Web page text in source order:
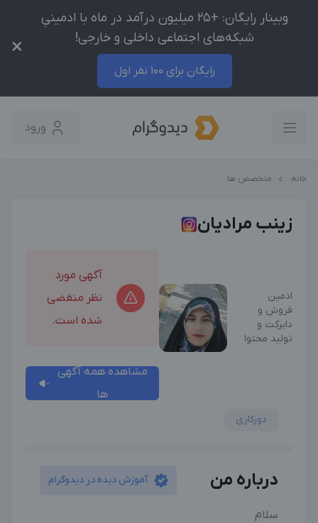
وبینار رایگان: +25 میلیون درآمد در ماه با ادمینیِ
شبکه‌های اجتماعی داخلی و خارجی!
رایگان برای 100 نفر اول
×
ورود
خانه متخصص ها
زینب مرادیان
ادمین
فروش و
دایرکت و
تولید محتوا
آگهی مورد
نظر منقضی
شده است.
مشاهده همه آگهی
ها
دورکاری
درباره من آموزش دیده در دیدوگرام
سلام